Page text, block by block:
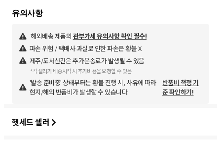
유의사항
해외배송 제품의 관부가세 유의사항 확인 필수!
파손 위험 / 택배사 과실로 인한 파손은 환불 X
제주/도서산간은 추가운송료가 발생될 수 있음
*각 셀러가 배송시작 시 추가비용을 요청할 수 있음
'발송 준비중' 상태부터는 환불 진행 시, 사유에 따라
현지/해외 반품비가 발생할 수 있습니다.
반품비 책정 기
준 확인하기!
헷세드 셀러